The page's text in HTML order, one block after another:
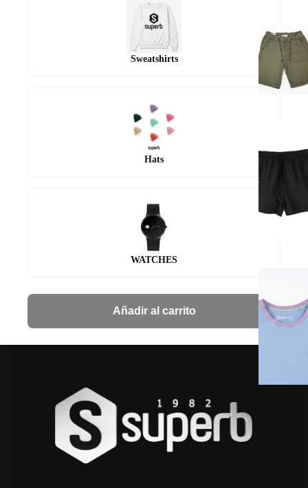
Sweatshirts
Hats
WATCHES
Añadir al carrito